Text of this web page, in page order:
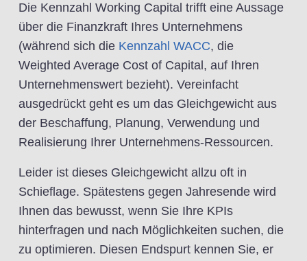
Die Kennzahl Working Capital trifft eine Aussage
über die Finanzkraft Ihres Unternehmens
(während sich die Kennzahl WACC, die
Weighted Average Cost of Capital, auf Ihren
Unternehmenswert bezieht). Vereinfacht
ausgedrückt geht es um das Gleichgewicht aus
der Beschaffung, Planung, Verwendung und
Realisierung Ihrer Unternehmens-Ressourcen.
Leider ist dieses Gleichgewicht allzu oft in
Schieflage. Spätestens gegen Jahresende wird
Ihnen das bewusst, wenn Sie Ihre KPIs
hinterfragen und nach Möglichkeiten suchen, die
zu optimieren. Diesen Endspurt kennen Sie, er